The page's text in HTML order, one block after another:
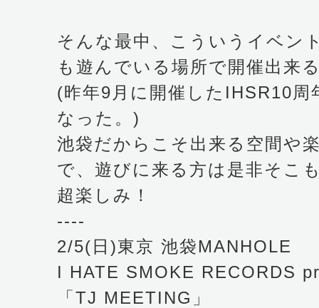
そんな最中、こういうイベン
も遊んでいる場所で開催出来
(昨年9月に開催したIHSR10周
なった。)
池袋だからこそ出来る空間や
で、遊びに来る方は是非そこ
超楽しみ！
----
2/5(日)東京 池袋MANHOLE
I HATE SMOKE RECORDS
「TJ MEETING」